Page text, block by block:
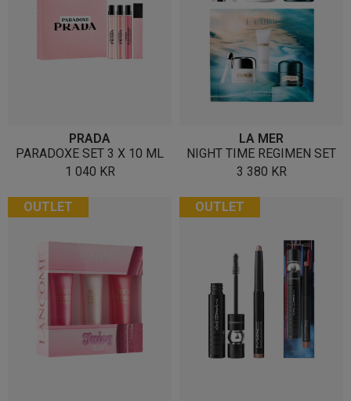
PRADA
PARADOXE SET 3 X 10 ML
1 040 KR
LA MER
NIGHT TIME REGIMEN SET
3 380 KR
OUTLET OUTLET